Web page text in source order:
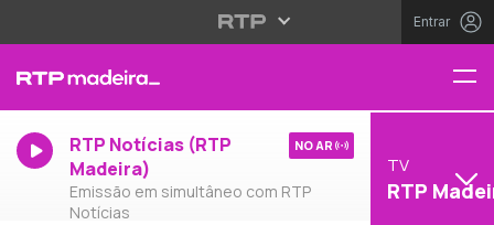
Entrar
RTP Notícias (RTP
Madeira)
Emissão em simultâneo com RTP
Notícias
NO AR
TV
RTP